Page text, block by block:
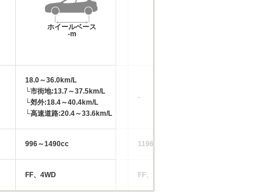
ホイールベース
-m
18.0～36.0km/L
└市街地:13.7～37.5km/L
└郊外:18.4～40.4km/L
└高速道路:20.4～33.6km/L
996～1490cc
FF、4WD
-
1196～1797cc
FF、4WD